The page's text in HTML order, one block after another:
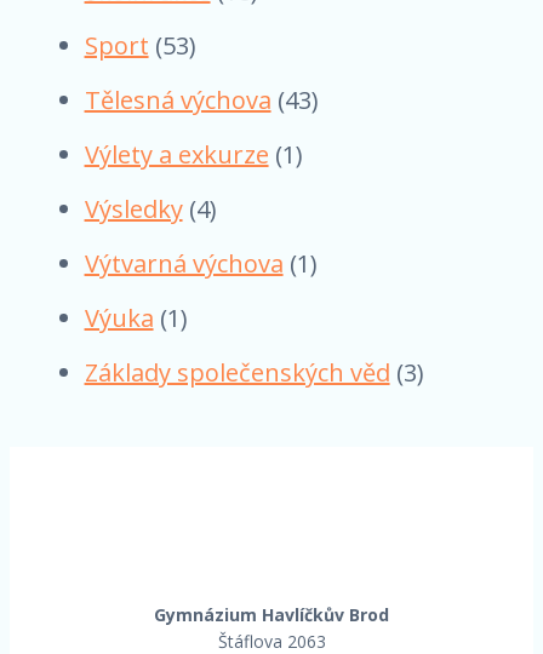
Sport (53)
Tělesná výchova (43)
Výlety a exkurze (1)
Výsledky(4)
Výtvarná výchova (1)
Výuka (1)
Základy společenských věd (3)
Gymnázium Havlíčkův Brod
Štáflova 2063